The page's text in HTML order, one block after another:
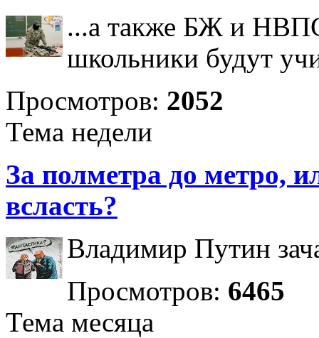
...а также БЖ и НВПС
школьники будут
Просмотров: 2052
Тема недели
За полметра до метро,
всласть?
Владимир Путин
Просмотров: 6465
Тема месяца